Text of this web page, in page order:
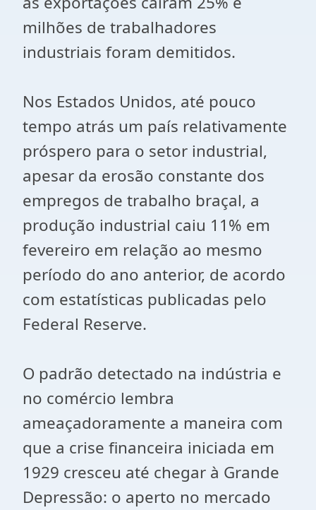
milhões de trabalhadores
industriais foram demitidos.
Nos Estados Unidos, até pouco
tempo atrás um país relativamente
próspero para o setor industrial,
apesar da erosão constante dos
empregos de trabalho braçal, a
produção industrial caiu 11% em
fevereiro em relação ao mesmo
período do ano anterior, de acordo
com estatísticas publicadas pelo
Federal Reserve.
O padrão detectado na indústria e
no comércio lembra
ameaçadoramente a maneira com
que a crise financeira iniciada em
1929 cresceu até chegar à Grande
Depressão: o aperto no mercado